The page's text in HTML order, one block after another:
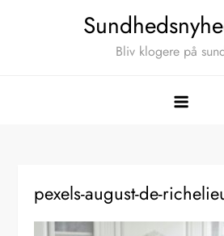
Bliv klogere på
pexels-august-de-